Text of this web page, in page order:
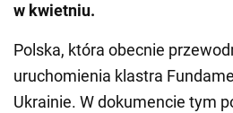
w kwietniu.
Polska, która obecnie
uruchomienia klastra
Ukrainie. W dokumencie tym